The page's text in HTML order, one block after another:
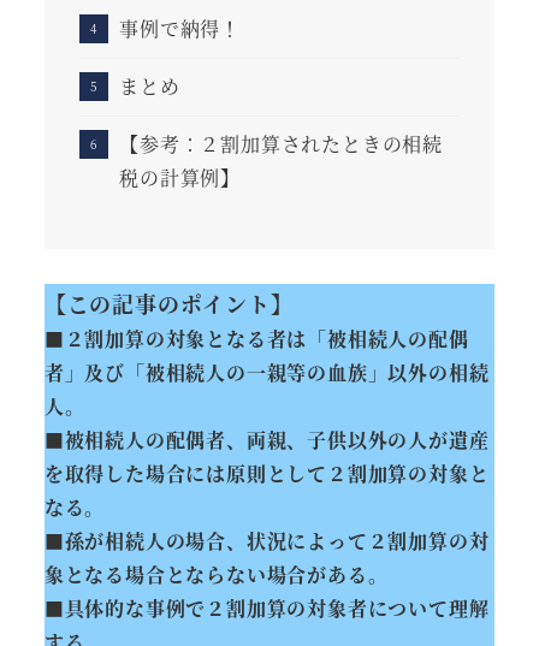
事例で納得！
まとめ
【参考：２割加算されたときの相続
税の計算例】
【この記事のポイント】
■２割加算の対象となる者は「被相続人の配偶
者」及び「被相続人の一親等の血族」以外の相続
人。
■被相続人の配偶者、両親、子供以外の人が遺産
を取得した場合には原則として２割加算の対象と
なる。
■孫が相続人の場合、状況によって２割加算の対
象となる場合とならない場合がある。
■具体的な事例で２割加算の対象者について理解